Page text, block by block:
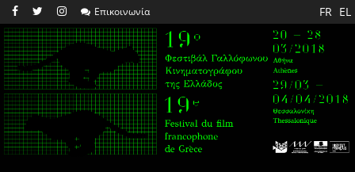
Επικοινωνία FR EL